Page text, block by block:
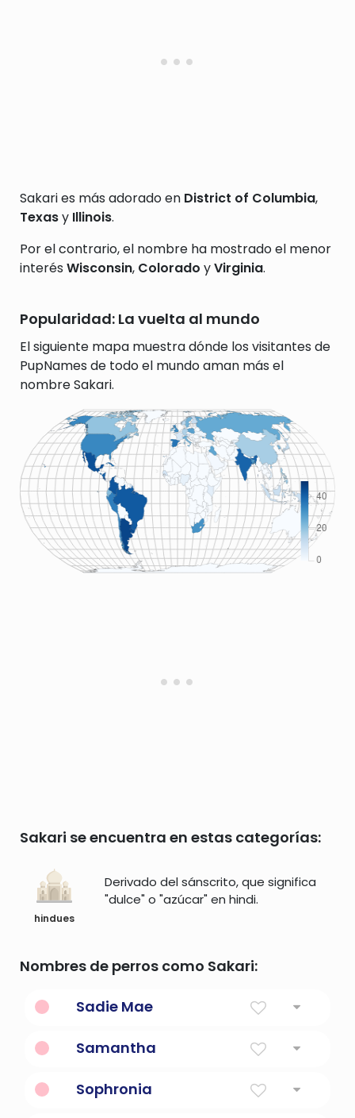
Sakari es más adorado en District of Columbia,
Texasy Illinois.
Por el contrario, el nombre ha mostrado el menor
interés Wisconsin, Colorado yVirginia.
Popularidad: La vuelta al mundo
El siguiente mapa muestra dónde los visitantes de
PupNames de todo el mundo aman más el
nombre Sakari.
Sakari se encuentra en estas categorías:
hindues
Derivado del sánscrito, que significa
"dulce" o "azúcar" en hindi.
Nombres de perros como Sakari:
Sadie Mae
Samantha
Sophronia